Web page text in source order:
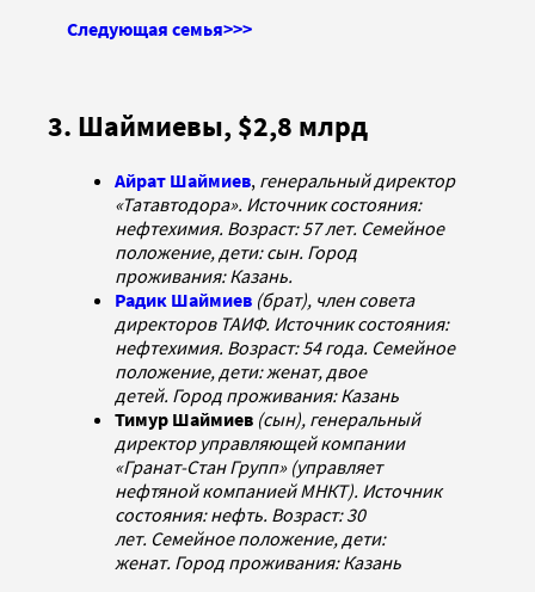
Следующая семья>>>
3. Шаймиевы, $2,8 млрд
Айрат Шаймиев, генеральный директор
«Татавтодора». Источник состояния:
нефтехимия. Возраст: 57 лет. Семейное
положение, дети: сын. Город
проживания: Казань.
Радик Шаймиев (брат), член совета
директоров ТАИФ. Источник состояния:
нефтехимия. Возраст: 54 года. Семейное
положение, дети: женат, двое
детей. Город проживания: Казань
Тимур Шаймиев (сын), генеральный
директор управляющей компании
«Гранат-Стан Групп» (управляет
нефтяной компанией МНКТ). Источник
состояния: нефть. Возраст: 30
лет. Семейное положение, дети:
женат. Город проживания: Казань